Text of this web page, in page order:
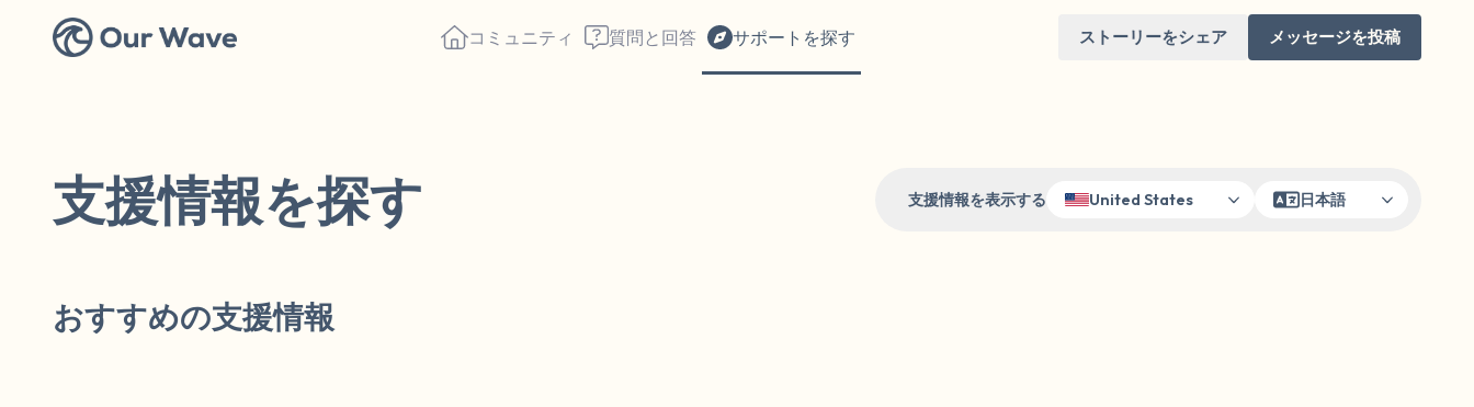
コミュニティ 質問と回答 サポートを探す ストーリーをシェア メッセージを投稿
支援情報を探す 支援情報を表示する United States 日本語
おすすめの支援情報